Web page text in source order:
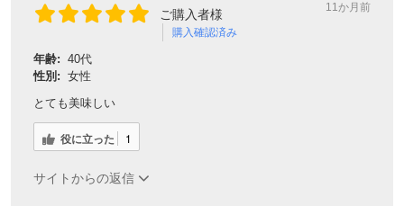
ご購入者様
購入確認済み
11か月前
年齢: 40代
性別: 女性
とても美味しい
役に立った 1
サイトからの返信